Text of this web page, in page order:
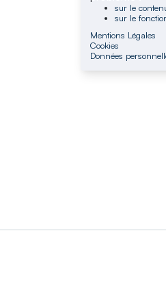
sur le
sur le
Mentions Légales
Cookies
Données